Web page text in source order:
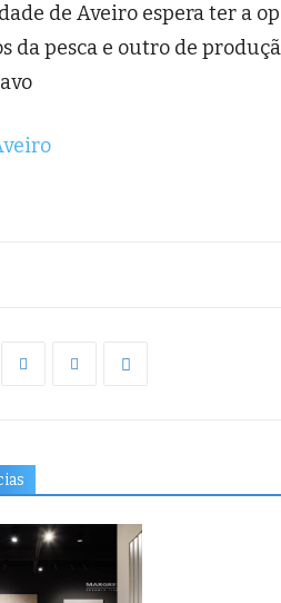
de Aveiro espera ter a
da pesca e outro de